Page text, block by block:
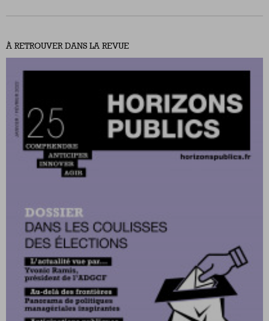
À RETROUVER DANS LA REVUE